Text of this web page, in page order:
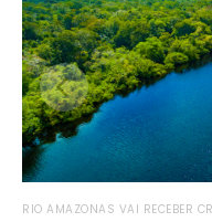
RIO AMAZONAS VAI RECEBER